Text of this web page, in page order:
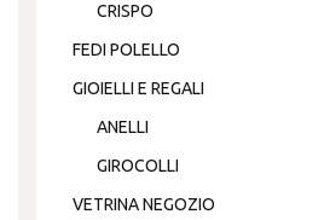
CRISPO
FEDI POLELLO
GIOIELLI E REGALI
ANELLI
GIROCOLLI
VETRINA NEGOZIO